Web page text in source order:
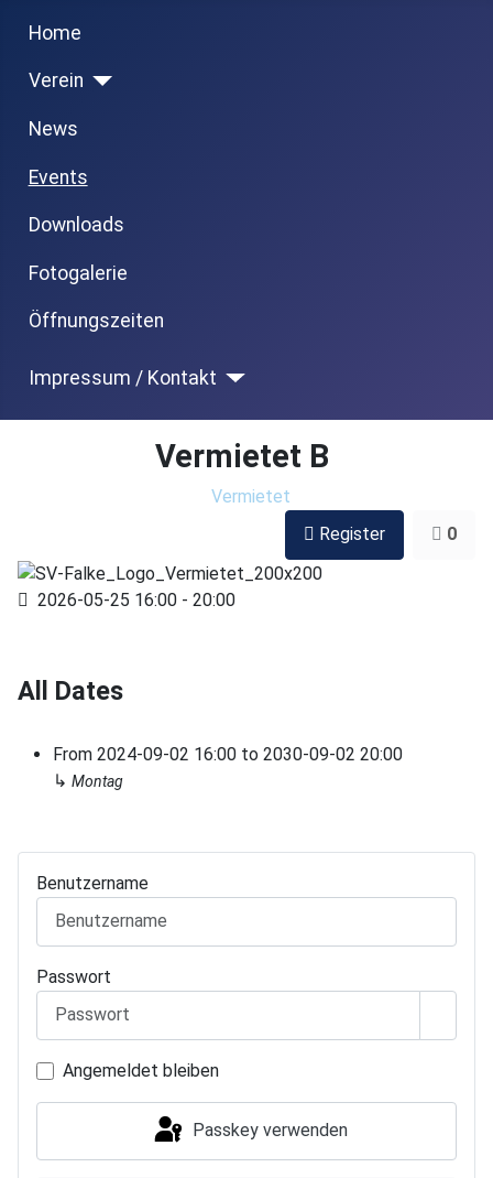
Home
Verein
News
Events
Downloads
Fotogalerie
Öffnungszeiten
Impressum / Kontakt
Vermietet B
Vermietet
Register
0
2026-05-25 16:00 - 20:00
All Dates
From 2024-09-02 16:00 to 2030-09-02 20:00
↳ Montag
Benutzername
Passwort
Angemeldet bleiben
Passkey verwenden
Month
Month